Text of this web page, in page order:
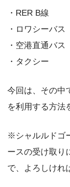
・RER B線
・ロワシーバス
・空港直通バス
・タクシー
今回は、その中
を利用する方法
※シャルルドゴ
ースの受け取り
で、よろしけれ